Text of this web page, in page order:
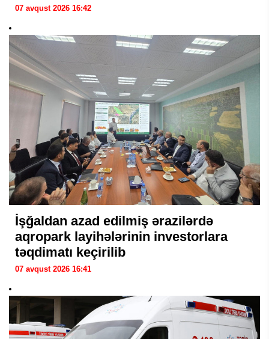
07 avqust 2026 16:42
İşğaldan azad edilmiş ərazilərdə
aqropark layihələrinin investorlara
təqdimatı keçirilib
07 avqust 2026 16:41